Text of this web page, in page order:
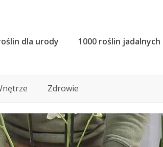
dla urody 1000 roślin jadalnych
Zdrowie